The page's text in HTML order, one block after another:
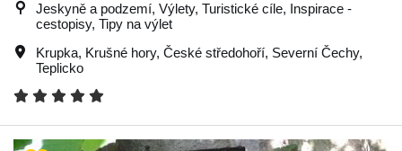
Jeskyně a podzemí, Výlety, Turistické cíle, Inspirace -
cestopisy, Tipy na výlet
Krupka, Krušné hory, České středohoří, Severní Čechy,
Teplicko